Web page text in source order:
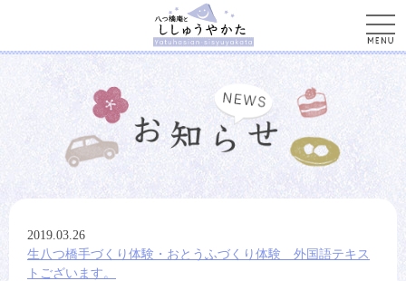
2019.03.26
生八つ橋手づくり体験・おとうふづくり体験 外国語テキス
トございます。